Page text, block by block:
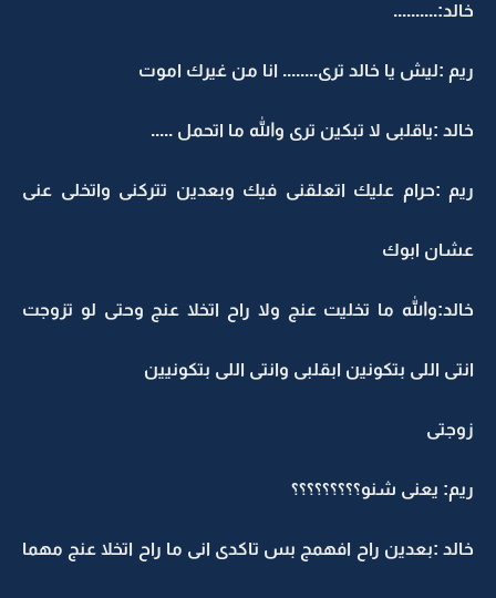
خالد:..........
ريم :ليش يا خالد ترى........ انا من غيرك اموت
خالد :ياقلبى لا تبكين ترى والله ما اتحمل .....
ريم :حرام عليك اتعلقنى فيك وبعدين تتركنى واتخلى عنى
عشان ابوك
خالد:والله ما تخليت عنج ولا راح اتخلا عنج وحتى لو تزوجت
انتى اللى بتكونين ابقلبى وانتى اللى بتكونيين
زوجتى
ريم: يعنى شنو؟؟؟؟؟؟؟؟؟
خالد :بعدين راح افهمج بس تاكدى انى ما راح اتخلا عنج مهما